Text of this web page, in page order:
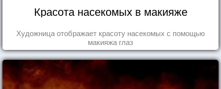
Красота насекомых в макияже
Художница отображает красоту насекомых с помощью
макияжа глаз